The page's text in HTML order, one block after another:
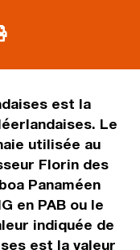
est la
Le
utilisée au
Florin des
Panaméen
en PAB ou le
indiquée de
est la valeur